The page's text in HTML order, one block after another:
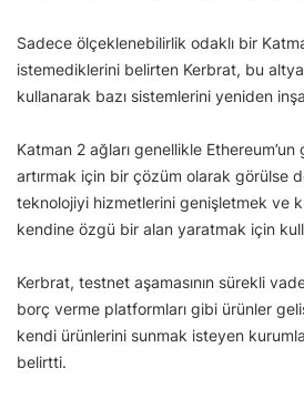
Sadece ölçeklenebilirlik odaklı bir
istemediklerini belirten Kerbrat, bu
kullanarak bazı sistemlerini yeniden
Katman 2 ağları genellikle Ethereum’un
artırmak için bir çözüm olarak görülse
teknolojiyi hizmetlerini genişletmek ve
kendine özgü bir alan yaratmak için
Kerbrat, testnet aşamasının sürekli
borç verme platformları gibi ürünler
kendi ürünlerini sunmak isteyen
belirtti.